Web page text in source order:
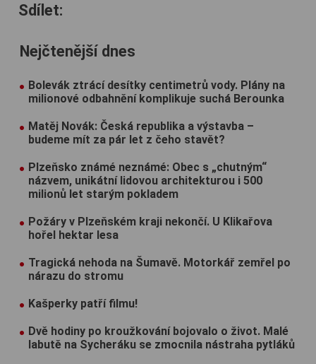
Sdílet:
Nejčtenější dnes
Bolevák ztrácí desítky centimetrů vody. Plány na
milionové odbahnění komplikuje suchá Berounka
Matěj Novák: Česká republika a výstavba –
budeme mít za pár let z čeho stavět?
Plzeňsko známé neznámé: Obec s „chutným“
názvem, unikátní lidovou architekturou i 500
milionů let starým pokladem
Požáry v Plzeňském kraji nekončí. U Klikařova
hořel hektar lesa
Tragická nehoda na Šumavě. Motorkář zemřel po
nárazu do stromu
Kašperky patří filmu!
Dvě hodiny po kroužkování bojovalo o život. Malé
labutě na Sycheráku se zmocnila nástraha pytláků